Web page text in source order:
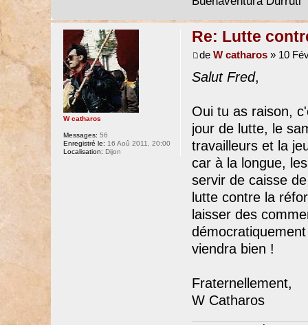
Re: Lutte
de W catharos» 10
Salut Fred,
Oui tu as raison,
jour de lutte, le
travailleurs et la
car à la longue,
servir de caisse
lutte contre la
laisser des
viendra bien !
Fraternellement,
W Catharos
W catharos
Messages: 56
Enregistré le: 16 Aoû 2011, 20:00
Localisation: Dijon